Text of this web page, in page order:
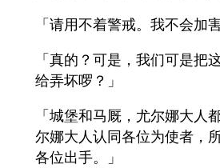
「请用不着警戒。我不会加
「真的？可是，我们可是把
给弄坏啰？」
「城堡和马厩，尤尔娜大
尔娜大人认同各位为使者，
各位出手。」